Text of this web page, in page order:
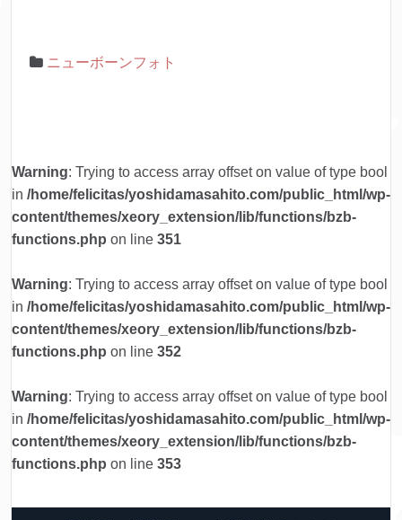
ニューボーンフォト
Warning: Trying to access array offset on value of type bool
in /home/felicitas/yoshidamasahito.com/public_html/wp-
content/themes/xeory_extension/lib/functions/bzb-
functions.php on line 351
Warning: Trying to access array offset on value of type bool
in /home/felicitas/yoshidamasahito.com/public_html/wp-
content/themes/xeory_extension/lib/functions/bzb-
functions.php on line 352
Warning: Trying to access array offset on value of type bool
in /home/felicitas/yoshidamasahito.com/public_html/wp-
content/themes/xeory_extension/lib/functions/bzb-
functions.php on line 353